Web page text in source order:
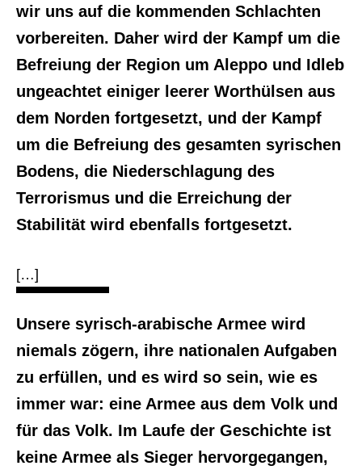
wir uns auf die kommenden Schlachten
vorbereiten. Daher wird der Kampf um die
Befreiung der Region um Aleppo und Idleb
ungeachtet einiger leerer Worthülsen aus
dem Norden fortgesetzt, und der Kampf
um die Befreiung des gesamten syrischen
Bodens, die Niederschlagung des
Terrorismus und die Erreichung der
Stabilität wird ebenfalls fortgesetzt.
[…]
Unsere syrisch-arabische Armee wird
niemals zögern, ihre nationalen Aufgaben
zu erfüllen, und es wird so sein, wie es
immer war: eine Armee aus dem Volk und
für das Volk. Im Laufe der Geschichte ist
keine Armee als Sieger hervorgegangen,